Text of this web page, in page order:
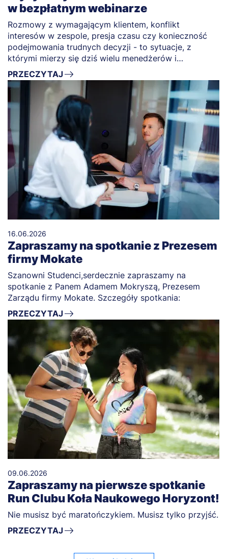
w bezpłatnym webinarze
Rozmowy z wymagającym klientem, konflikt
interesów w zespole, presja czasu czy konieczność
podejmowania trudnych decyzji - to sytuacje, z
którymi mierzy się dziś wielu menedżerów i
specjalistów.
PRZECZYTAJ
16.06.2026
Zapraszamy na spotkanie z Prezesem
firmy Mokate
Szanowni Studenci,serdecznie zapraszamy na
spotkanie z Panem Adamem Mokryszą, Prezesem
Zarządu firmy Mokate. Szczegóły spotkania:
PRZECZYTAJ
09.06.2026
Zapraszamy na pierwsze spotkanie
Run Clubu Koła Naukowego Horyzont!
Nie musisz być maratończykiem. Musisz tylko przyjść.
PRZECZYTAJ